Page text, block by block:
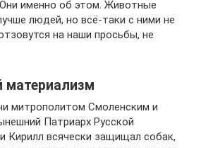
именно об этом. Животные
людей, но всё-таки с ними не
на наши просьбы, не
материализм
митрополитом Смоленским и
Патриарх Русской
Кирилл всячески защищал собак,